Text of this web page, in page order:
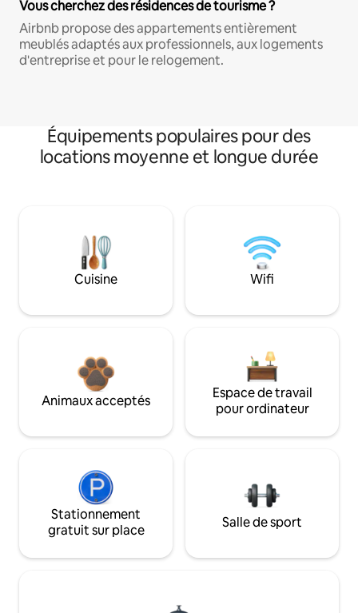
Vous cherchez des résidences de tourisme ?
Airbnb propose des appartements entièrement
meublés adaptés aux professionnels, aux logements
d'entreprise et pour le relogement.
Équipements populaires pour des
locations moyenne et longue durée
Cuisine Wifi
Animaux acceptés
Espace de travail
pour ordinateur
Stationnement
gratuit sur place
Salle de sport